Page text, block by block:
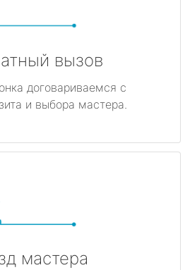
вызов
договариваемся с
и выбора мастера.
мастера